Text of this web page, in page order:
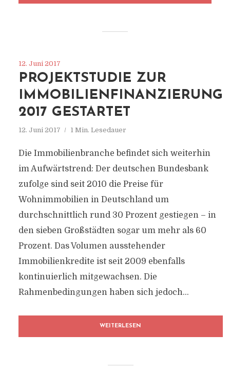
AKTIVER
12. Juni 2017
PROJEKTSTUDIE ZUR
IMMOBILIENFINANZIERUNG
2017 GESTARTET
12. Juni 2017 1 Min. Lesedauer
Die Immobilienbranche befindet sich weiterhin
im Aufwärtstrend: Der deutschen Bundesbank
zufolge sind seit 2010 die Preise für
Wohnimmobilien in Deutschland um
durchschnittlich rund 30 Prozent gestiegen – in
den sieben Großstädten sogar um mehr als 60
Prozent. Das Volumen ausstehender
Immobilienkredite ist seit 2009 ebenfalls
kontinuierlich mitgewachsen. Die
Rahmenbedingungen haben sich jedoch...
WEITERLESEN